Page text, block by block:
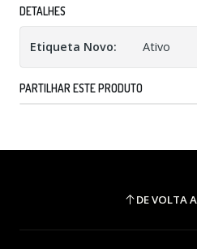
DETALHES
Etiqueta Novo: Ativo
PARTILHAR ESTE PRODUTO
DE VOLTA